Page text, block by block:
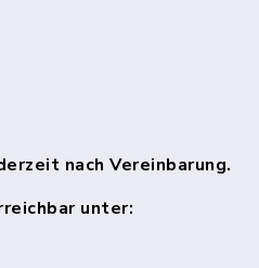
nach Vereinbarung.
unter: